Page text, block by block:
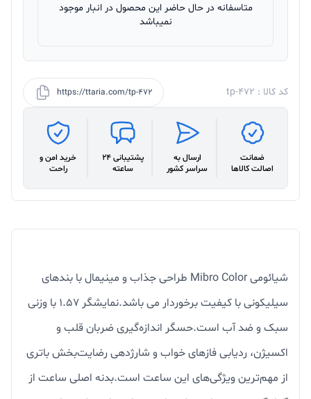
متاسفانه در حال حاضر این محصول در انبار موجود
نمیباشد
کد کالا : tp-472 https://ttaria.com/tp-472
ضمانت
اصالت کالاها
ارسال به
سراسر کشور
پشتیبانی 24
ساعته
خرید امن و
راحت
شیائومی Mibro Color طراحی جذاب و مینیمال با بندهای
سیلیکونی با کیفیت برخوردار می باشد.نمایشگر 1.57 با وزنی
سبک و ضد آب است.حسگر اندازه‌گیری ضربان قلب و
اکسیژن، ردیابی فازهای خواب و شارژدهی رضایت‌بخش باتری
از مهم‌ترین ویژگی‌های این ساعت است.بدنه اصلی ساعت از